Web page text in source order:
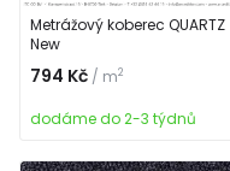
Metrážový koberec QUARTZ
New
794 Kč / m2
dodáme do 2-3 týdnů